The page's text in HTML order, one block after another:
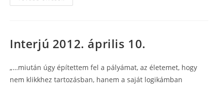
2012.
Interjú 2012. április 10.
„…miután úgy építettem fel a pályámat, az életemet, hogy
nem klikkhez tartozásban, hanem a saját logikámban